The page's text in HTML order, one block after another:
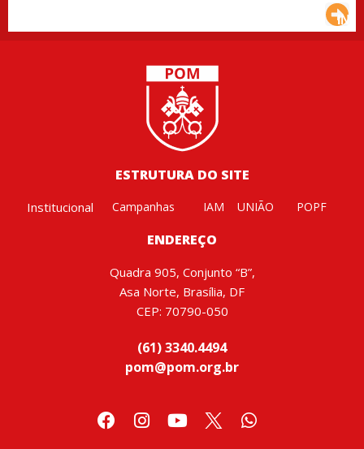
ESTRUTURA DO SITE
Institucional Campanhas IAM UNIÃO POPF
ENDEREÇO
Quadra 905, Conjunto “B”,
Asa Norte, Brasília, DF
CEP: 70790-050
(61) 3340.4494
pom@pom.org.br